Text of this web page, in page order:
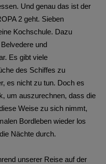
Und genau das ist der
2 geht. Sieben
Kochschule. Dazu
und
Es gibt viele
des Schiffes zu
es nicht zu tun. Doch es
um auszurechnen, dass die
Weise zu sich nimmt,
Bordleben wieder los
Nächte durch.
unserer Reise auf der